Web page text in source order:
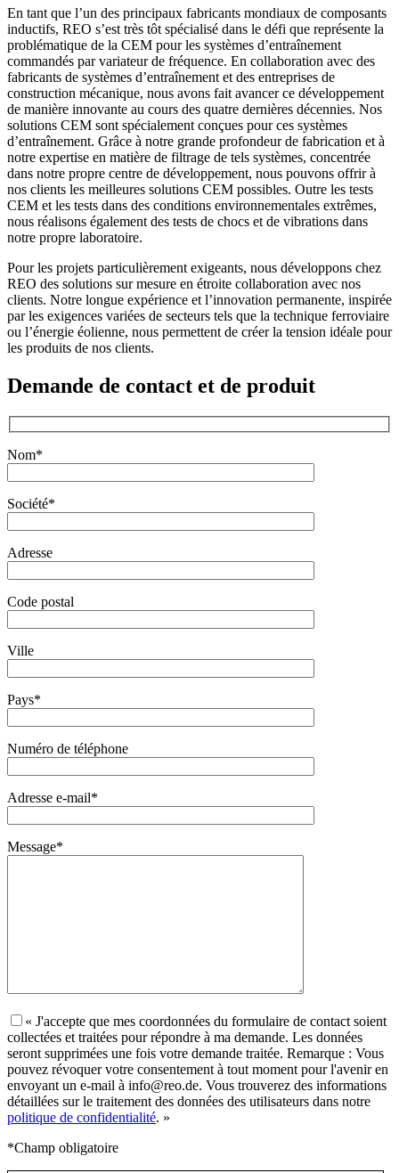
En tant que l’un des principaux fabricants mondiaux de composants
inductifs, REO s’est très tôt spécialisé dans le défi que représente la
problématique de la CEM pour les systèmes d’entraînement
commandés par variateur de fréquence. En collaboration avec des
fabricants de systèmes d’entraînement et des entreprises de
construction mécanique, nous avons fait avancer ce développement
de manière innovante au cours des quatre dernières décennies. Nos
solutions CEM sont spécialement conçues pour ces systèmes
d’entraînement. Grâce à notre grande profondeur de fabrication et à
notre expertise en matière de filtrage de tels systèmes, concentrée
dans notre propre centre de développement, nous pouvons offrir à
nos clients les meilleures solutions CEM possibles. Outre les tests
CEM et les tests dans des conditions environnementales extrêmes,
nous réalisons également des tests de chocs et de vibrations dans
notre propre laboratoire.
Pour les projets particulièrement exigeants, nous développons chez
REO des solutions sur mesure en étroite collaboration avec nos
clients. Notre longue expérience et l’innovation permanente, inspirée
par les exigences variées de secteurs tels que la technique ferroviaire
ou l’énergie éolienne, nous permettent de créer la tension idéale pour
les produits de nos clients.
Demande de contact et de produit
Nom*
Société*
Adresse
Code postal
Ville
Pays*
Numéro de téléphone
Adresse e-mail*
Message*
« J'accepte que mes coordonnées du formulaire de contact soient
collectées et traitées pour répondre à ma demande. Les données
seront supprimées une fois votre demande traitée. Remarque : Vous
pouvez révoquer votre consentement à tout moment pour l'avenir en
envoyant un e-mail à info@reo.de. Vous trouverez des informations
détaillées sur le traitement des données des utilisateurs dans notre
politique de confidentialité. »
*Champ obligatoire